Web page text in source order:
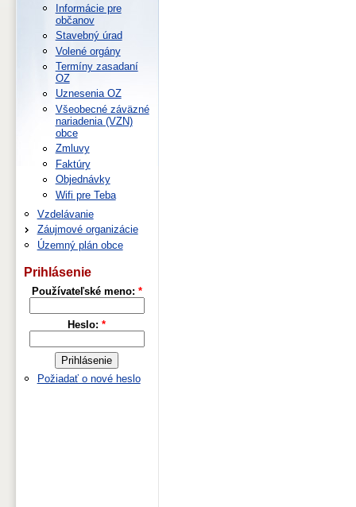
Informácie pre
občanov
Stavebný úrad
Volené orgány
Termíny zasadaní
OZ
Uznesenia OZ
Všeobecné záväzné
nariadenia (VZN)
obce
Zmluvy
Faktúry
Objednávky
Wifi pre Teba
Vzdelávanie
Záujmové organizácie
Územný plán obce
Prihlásenie
Používateľské meno: *
Heslo: *
Požiadať o nové heslo